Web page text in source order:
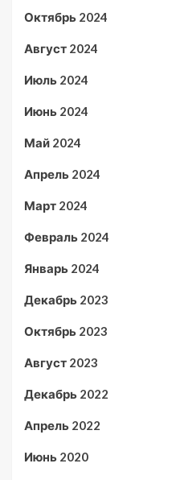
Октябрь 2024
Август 2024
Июль 2024
Июнь 2024
Май 2024
Апрель 2024
Март 2024
Февраль 2024
Январь 2024
Декабрь 2023
Октябрь 2023
Август 2023
Декабрь 2022
Апрель 2022
Июнь 2020